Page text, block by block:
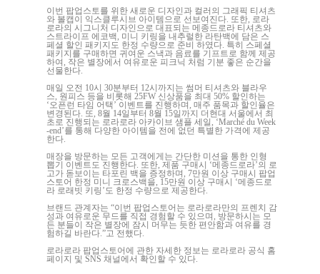
이번 팝업스토를 위한 새로운 디자인과 컬러의 그래픽 티셔츠
와 볼캡이 익스클루시브 아이템으로 선보여진다. 또한, 로라
로라의 시그니처 디자인으로 대표되는 메종드로라 티셔츠와
스트라이프 에코백, 미니 키링을 내추럴한 라탄백에 담은 스
페셜 할인 패키지도 한정 수량으로 준비 하였다. 특히 스페셜
패키지를 구매하면 귀여운 스낵과 음료를 기프트로 함께 제공
하여, 작은 별장에서 여유로운 피크닉 처럼 기분 좋은 순간을
선물한다.
매일 오전 10시 30분부터 12시까지는 썸머 티셔츠와 블라우
스, 원피스 등을 비롯해 25FW 신상품을 최대 50% 할인하는
‘오픈런 타임 어택’ 이벤트를 진행하며, 매주 품목과 할인율은
변경된다. 또, 8월 14일부터 8월 15일까지 더현대 서울에서 최
초로 진행되는 로라로라 아카이브 샘플 세일, ‘Marché du Week
-end’를 통해 다양한 아이템을 전에 없던 특별한 가격에 제공
한다.
매장을 방문하는 모든 고객에게는 간단한 미션을 통한 인형
뽑기 이벤트도 진행한다. 또한, 제품 구매시 ‘메종드로라’의 로
고가 돋보이는 타포린 백을 증정하며, 7만원 이상 구매시 팝업
스토어 한정 미니 크로스백을, 15만원 이상 구매시 ‘메종드로
라 로래빗 키링’도 한정 수량으로 제공한다.
브랜드 관계자는 “이번 팝업스토어는 로라로라만의 프렌치 감
성과 여유로운 무드를 직접 경험할 수 있으며, 방문하시는 모
든 분들이 작은 별장에 잠시 머무는 듯한 편안함과 여유를 경
험하길 바란다.”고 전했다.
로라로라 팝업스토어에 관한 자세한 정보는 로라로라 공식 홈
페이지 및 SNS 채널에서 확인할 수 있다.